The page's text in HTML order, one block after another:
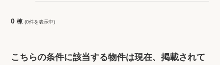
人気エリアから探す
0 棟 (0件を表示中)
こちらの条件に該当する物件は現在、掲載されて